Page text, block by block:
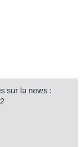
sur la news :